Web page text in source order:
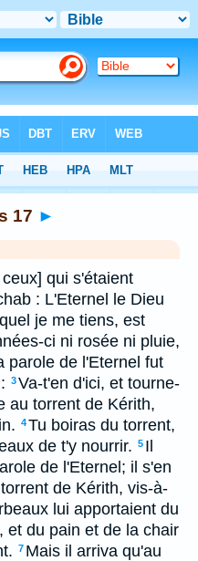
17 ►
qui s'étaient
: L'Eternel le Dieu
je me tiens, est
ci ni rosée ni pluie,
parole de l'Eternel fut
3Va-t'en d'ici, et tourne-
au torrent de Kérith,
4Tu boiras du torrent,
de t'y nourrir. 5 Il
de l'Eternel; il s'en
de Kérith, vis-à-
lui apportaient du
et du pain et de la chair
7 Mais il arriva qu'au